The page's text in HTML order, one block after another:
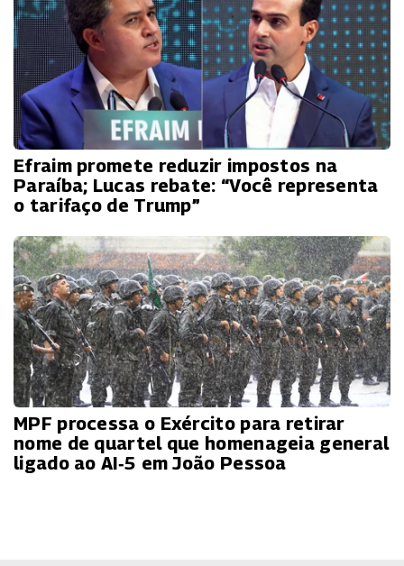
Efraim promete reduzir impostos na
Paraíba; Lucas rebate: “Você representa
o tarifaço de Trump”
MPF processa o Exército para retirar
nome de quartel que homenageia general
ligado ao AI‑5 em João Pessoa